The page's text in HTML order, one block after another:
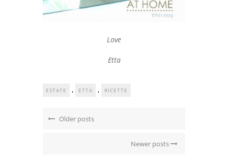
Love
Etta
ESTATE , ETTA , RICETTE
Older posts
Newer posts